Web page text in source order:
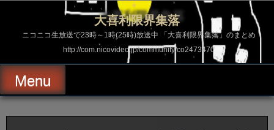
ス
ッ
プ
大喜利限界集落
ニコニコ生放送で23時～1時(25時)放送中 「大喜利限界集落」のまとめ
http://com.nicovideo.jp/community/co2473470
Menu